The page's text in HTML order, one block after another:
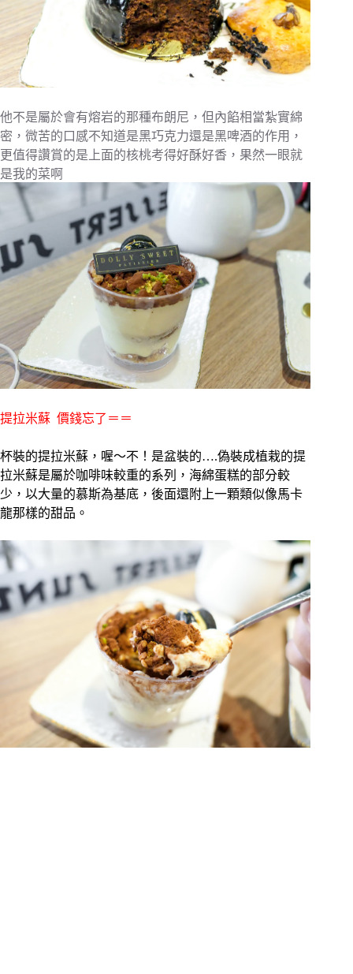
他不是屬於會有熔岩的那種布朗尼，但內餡相當紮實綿
密，微苦的口感不知道是黑巧克力還是黑啤酒的作用，
更值得讚賞的是上面的核桃考得好酥好香，果然一眼就
是我的菜啊
提拉米蘇 價錢忘了＝＝
杯裝的提拉米蘇，喔～不！是盆裝的….偽裝成植栽的提
拉米蘇是屬於咖啡味較重的系列，海綿蛋糕的部分較
少，以大量的慕斯為基底，後面還附上一顆類似像馬卡
龍那樣的甜品。